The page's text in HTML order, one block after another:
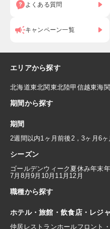
よくある質問
キャンペーン一覧
エリアから探す
北海道東北関東北陸甲信越東海
期間から探す
期間
2週間以内1ヶ月前後 2，3ヶ月 6
シーズン
ゴールデンウィーク 夏休み年末
7月 8月9月 10月 11月 12月
職種から探す
ホテル・旅館・飲食店・レジ
仲居 レストランホールフロント